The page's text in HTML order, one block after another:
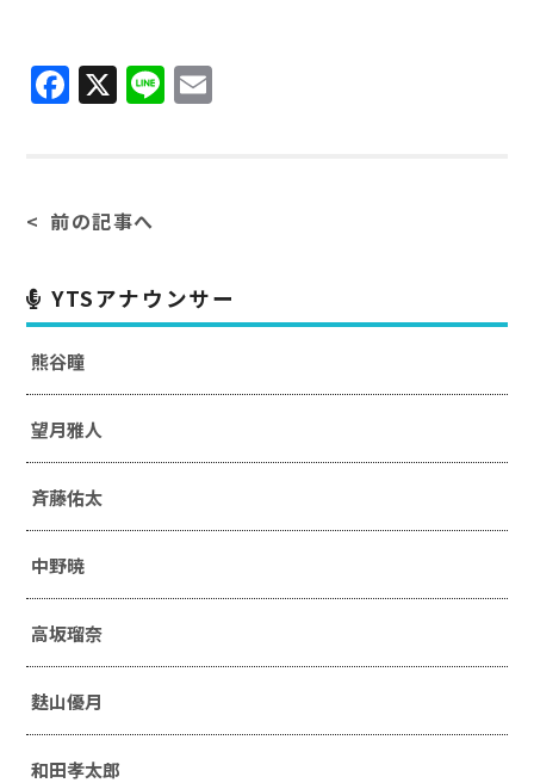
Facebook
X Line
前の記事へ
YTSアナウンサー
熊谷瞳
望月雅人
斉藤佑太
中野暁
高坂瑠奈
麩山優月
和田孝太郎